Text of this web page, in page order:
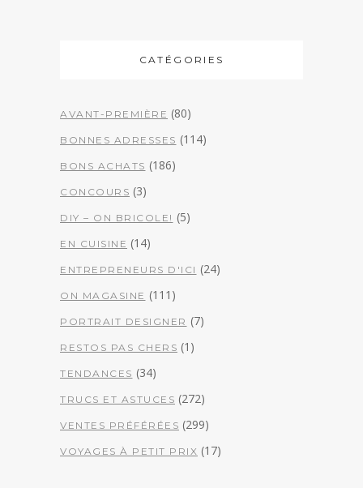
CATÉGORIES
AVANT-PREMIÈRE (80)
BONNES ADRESSES (114)
BONS ACHATS (186)
CONCOURS (3)
DIY – ON BRICOLE! (5)
EN CUISINE (14)
ENTREPRENEURS D'ICI (24)
ON MAGASINE (111)
PORTRAIT DESIGNER (7)
RESTOS PAS CHERS (1)
TENDANCES (34)
TRUCS ET ASTUCES (272)
VENTES PRÉFÉRÉES (299)
VOYAGES À PETIT PRIX (17)